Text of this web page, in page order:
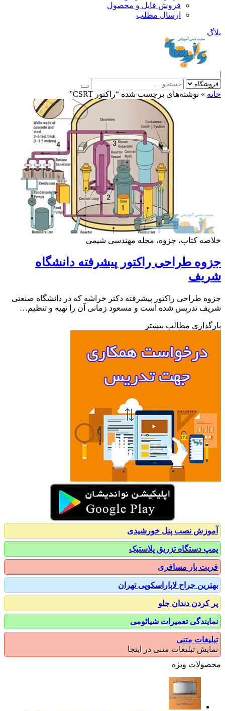
فروش فایل و محصول
ارسال مطلب
»نوشته‌های برچسب شده “راکتور CSRT”
کتاب، جزوه، مجله مهندسی شیمی
طراحی راکتور پیشرفته دانشگاه
طراحی راکتور پیشرفته دکتر خراشه که در دانشگاه صنعتی
تدریس شده است و مسعود زمانی آن را تهیه و تنظیم…
مطالب بیشتر
نصب پنل خورشیدی
دستگاه تزریق پلاستیک
بار مسافری
جراح لاپاراسکوپی تهران
دندان جلو
تعمیرات شیائومی
متنی
تبلیغات متنی در اینجا
ویژه